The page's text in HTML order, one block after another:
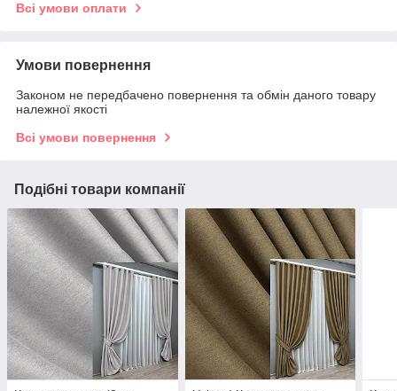
Всі умови оплати
Умови повернення
Законом не передбачено повернення та обмін даного товару
належної якості
Всі умови повернення
Подібні товари компанії